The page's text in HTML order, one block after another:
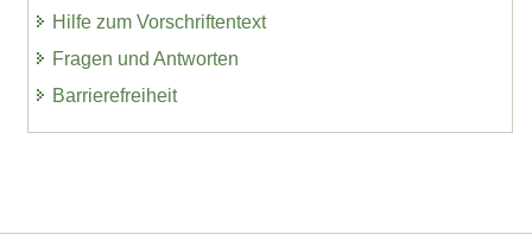
Hilfe zum Vorschriftentext
Fragen und Antworten
Barrierefreiheit